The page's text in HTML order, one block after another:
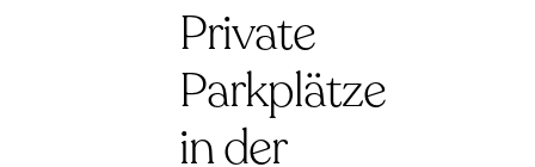
Private
Parkplätze
in der